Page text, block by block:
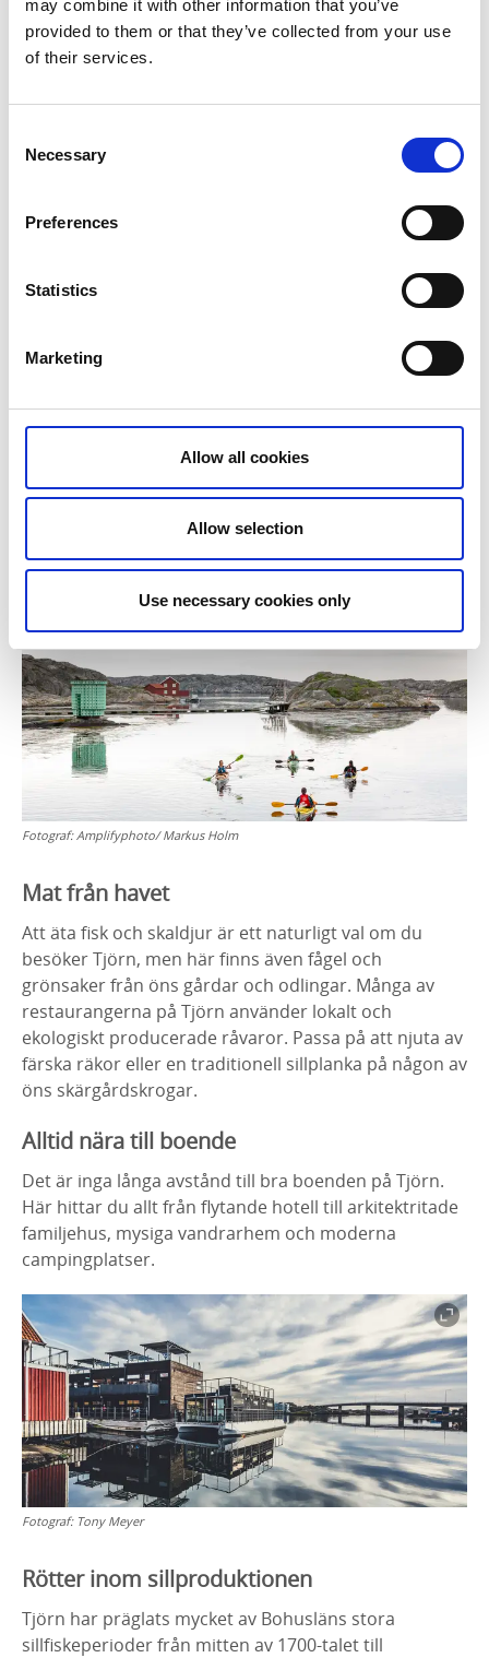
may combine it with other information that you’ve
provided to them or that they’ve collected from your use
of their services.
Selection
Necessary
Preferences
Statistics
Marketing
Allow all cookies
Allow selection
Use necessary cookies only
Tack vare ett rikt nät av mindre landvägar har Tjörn
kommit att bli en utmärkt plats för cykelturer, inte
badplatser med släta klippor, badbryggor, hopptorn
barnfamiljer. Om du inte har egen cykel går det bra
Salt & Sill
Att paddla havskajak har också blivit ett signum för
som ligger precis innan du kör ut till Klädesholmen.
Fotograf:Amplifyphoto/ Markus Holm
Mat från havet
Att äta fisk och skaldjur är ett naturligt val om du
besöker Tjörn, men här finns även fågel och
grönsaker från öns gårdar och odlingar. Många av
restaurangerna på Tjörn använder lokalt och
ekologiskt producerade råvaror. Passa på att njuta av
färska räkor eller en traditionell sillplanka på någon av
öns skärgårdskrogar.
Alltid nära till boende
Det är inga långa avstånd till bra boenden på Tjörn.
Här hittar du allt från flytande hotell till arkitektritade
familjehus, mysiga vandrarhem och moderna
campingplatser.
Fotograf: Tony Meyer
Rötter inom sillproduktionen
Tjörn har präglats mycket av Bohusläns stora
sillfiskeperioder från mitten av 1700-talet till